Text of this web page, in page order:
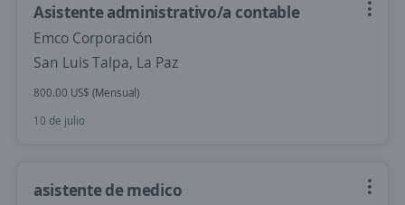
Asistente administrativo/a contable
Emco Corporación
San Luis Talpa, La Paz
800.00 US$ (Mensual)
10 de julio
asistente de medico